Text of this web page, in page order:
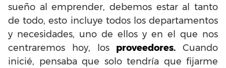
sueño al emprender, debemos estar al tanto
de todo, esto incluye todos los departamentos
y necesidades, uno de ellos y en el que nos
centraremos hoy, los proveedores. Cuando
inicié, pensaba que solo tendría que fijarme